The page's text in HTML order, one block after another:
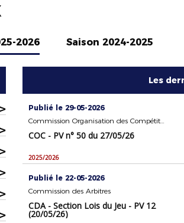
2026 Saison 2024-2025
Les
Publié le 29-05-2026
Commission Organisation des Compétitions
COC - PV n° 50 du 27/05/26
2025/2026
Publié le 22-05-2026
Commission des Arbitres
CDA - Section Lois du Jeu - PV 12
(20/05/26)